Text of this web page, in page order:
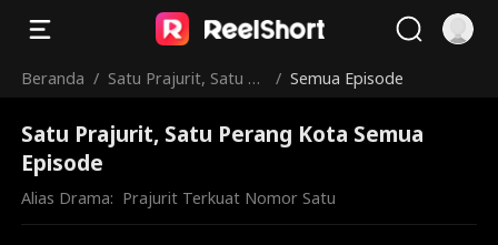
Beranda / Satu Prajurit, Satu Pe
/ Semua Episode
Satu Prajurit, Satu Perang Kota Semua
Episode
Alias Drama: Prajurit Terkuat Nomor Satu